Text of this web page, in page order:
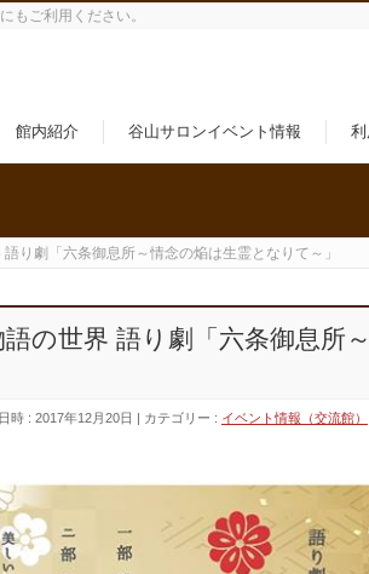
もご利用ください。
館内紹介 谷山サロンイベント情報
り劇「六条御息所～情念の焔は生霊となりて～」
の世界 語り劇「六条御息所
時 : 2017年12月20日 カテゴリー : イベント情報（交流館）